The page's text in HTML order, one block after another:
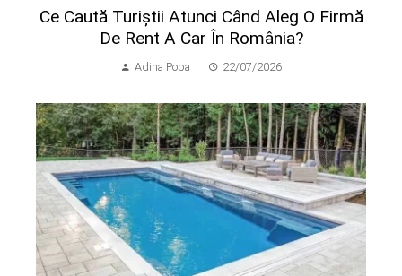
Ce Caută Turiștii Atunci Când Aleg O Firmă
De Rent A Car În România?
Adina Popa 22/07/2026